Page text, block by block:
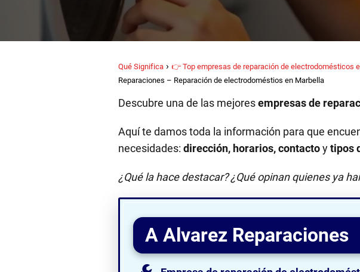
Qué Significa 👉 Top empresas de reparación de electrodomésticos
Reparaciones – Reparación de electrodoméstios en Marbella
Descubre una de las mejoresempresas de
Aquí te damos toda la información para que
necesidades: dirección, horarios, contactoytipos
¿Qué la hace destacar? ¿Qué opinan quienes ya
A Alvarez Reparaciones